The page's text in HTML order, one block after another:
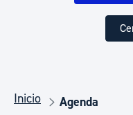
Inicio Agenda